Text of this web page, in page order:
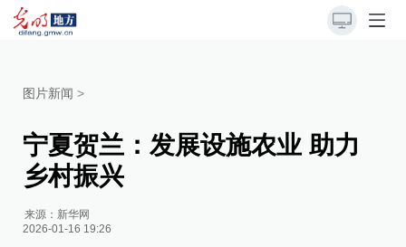
图片新闻 >
宁夏贺兰：发展设施农业 助力
乡村振兴
来源： 新华网
2026-01-16 19:26